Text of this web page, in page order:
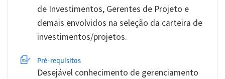
de Investimentos, Gerentes de Projeto e
demais envolvidos na seleção da carteira de
investimentos/projetos.
Pré-requisitos
Desejável conhecimento de gerenciamento